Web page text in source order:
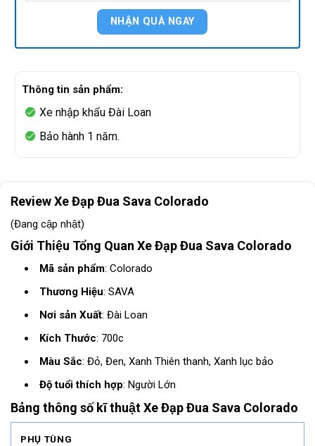
Thông tin sản phẩm:
Xe nhập khẩu Đài Loan
Bảo hành 1 năm.
Review Xe Đạp Đua Sava Colorado
(Đang cập nhật)
Giới Thiệu Tổng Quan Xe Đạp Đua Sava Colorado
Mã sản phẩm: Colorado
Thương Hiệu: SAVA
Nơi sản Xuất: Đài Loan
Kích Thước: 700c
Màu Sắc: Đỏ, Đen, Xanh Thiên thanh, Xanh lục bảo
Độ tuổi thích hợp: Người Lớn
Bảng thông số kĩ thuật Xe Đạp Đua Sava Colorado
PHỤ TÙNG